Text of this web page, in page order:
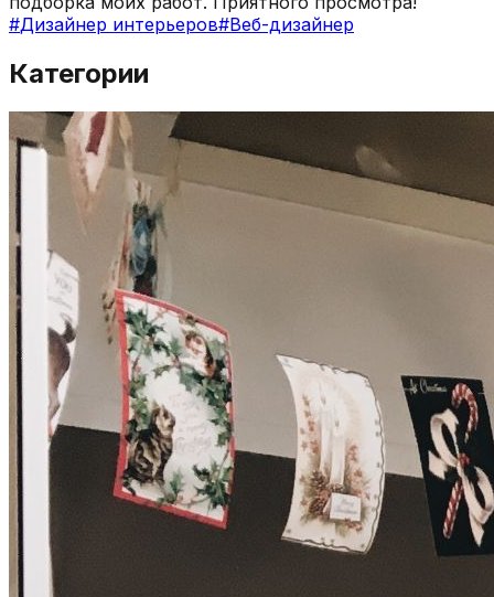
#Дизайнер интерьеров#Веб-дизайнер
Категории